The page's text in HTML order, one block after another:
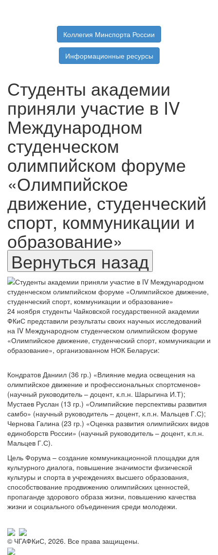
Коллегия Минспорта России
Информационные ресурсы
Студенты академии
приняли участие в IV
Международном
студенческом
олимпийском форуме
«Олимпийское
движение, студенческий
спорт, коммуникации и
образование»
24 ноября студенты Чайковской государственной академии
ФКиС представили результаты своих научных исследований
на IV Международном студенческом олимпийском форуме
«Олимпийское движение, студенческий спорт, коммуникации и
образование», организованном НОК Беларуси:
Кондратов Даниил (36 гр.) «Влияние медиа освещения на
олимпийское движение и профессиональных спортсменов»
(научный руководитель – доцент, к.п.н. Шарыгина И.Т);
Мустаев Руслан (13 гр.) «Олимпийские перспективы развития
самбо» (научный руководитель – доцент, к.п.н. Мальцев Г.С);
Чернова Галина (23 гр.) «Оценка развития олимпийских видов
единоборств России» (научный руководитель – доцент, к.п.н.
Мальцев Г.С).
Цель Форума – создание коммуникационной площадки для
культурного диалога, повышение значимости физической
культуры и спорта в учреждениях высшего образования,
способствование продвижению олимпийских ценностей,
пропаганде здорового образа жизни, повышению качества
жизни и социального объединения среди молодежи.
© ЧГАФКиС, 2026. Все права защищены.